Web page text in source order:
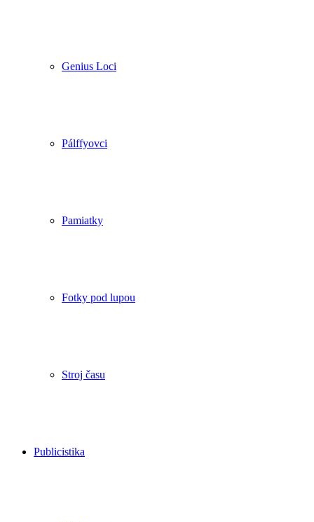
Genius Loci
Pálffyovci
Pamiatky
Fotky pod lupou
Stroj času
Publicistika